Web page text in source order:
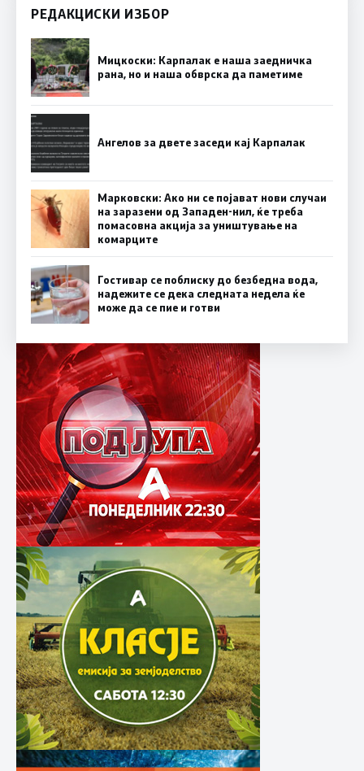
РЕДАКЦИСКИ ИЗБОР
Мицкоски: Карпалак е наша заедничка
рана, но и наша обврска да паметиме
Ангелов за двете заседи кај Карпалак
Марковски: Ако ни се појават нови случаи
на заразени од Западен-нил, ќе треба
помасовна акција за уништување на
комарците
Гостивар се поблиску до безбедна вода,
надежите се дека следната недела ќе
може да се пие и готви